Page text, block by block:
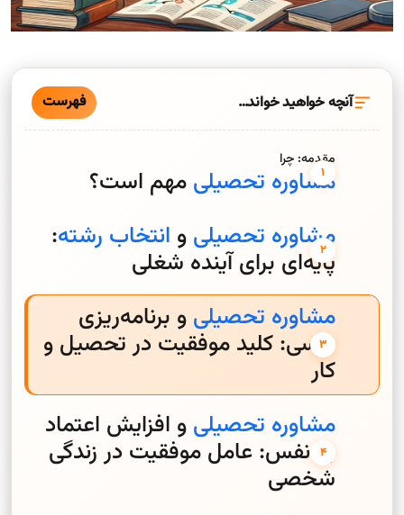
آنچه خواهید خواند… فهرست
مقدمه: چرا
مشاوره تحصیلی مهم است؟
مشاوره تحصیلی و انتخاب رشته:
پایه‌ای برای آینده شغلی
مشاوره تحصیلی و برنامه‌ریزی
درسی: کلید موفقیت در تحصیل و
کار
مشاوره تحصیلی و افزایش اعتماد
به نفس: عامل موفقیت در زندگی
شخصی